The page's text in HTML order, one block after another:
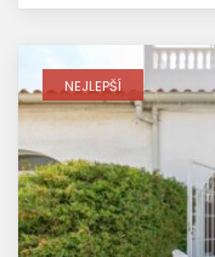
NEJLEPŠÍ